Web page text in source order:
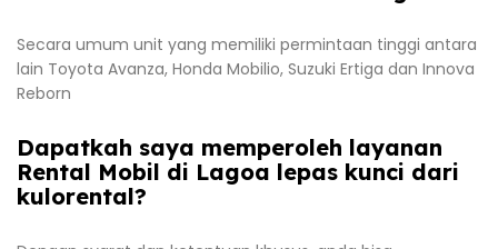
Secara umum unit yang memiliki permintaan tinggi antara
lain Toyota Avanza, Honda Mobilio, Suzuki Ertiga dan Innova
Reborn
Dapatkah saya memperoleh layanan
Rental Mobil di Lagoa lepas kunci dari
kulorental?